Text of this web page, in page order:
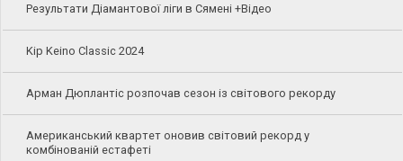
Результати Діамантової ліги в Сямені +Відео
Kip Keino Classic 2024
Арман Дюплантіс розпочав сезон із світового рекорду
Американський квартет оновив світовий рекорд у
комбінованій естафеті